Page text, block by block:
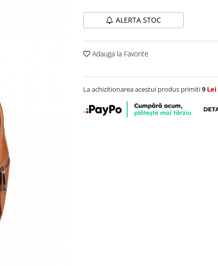
ALERTA STOC
Adauga la Favorite
La achizitionarea acestui produs primiti9 Lei